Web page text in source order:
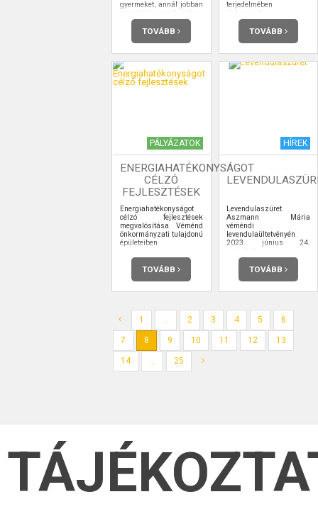
gyermeket, annál jobban
megértjük, minél jobban
megértjük, annál jobban
szeretjük, s így annál
TOVÁBB
terjedelmében
elolvashatja.
TOVÁBB
PÁLYÁZATOK
ENERGIAHATÉKONYSÁGOT
CÉLZÓ
FEJLESZTÉSEK
Energiahatékonyságot
célzó fejlesztések
megvalósítása Véménd
önkormányzati tulajdonú
épületeiben
TOVÁBB
HÍREK
Levendulaszüret
Aszmann Mária
véméndi
levendulaültetvényén
2023. június 24.
szombat
TOVÁBB
1 ... 2 3 4 5 6
7 8 9 10 11 12 13
14 ... 25